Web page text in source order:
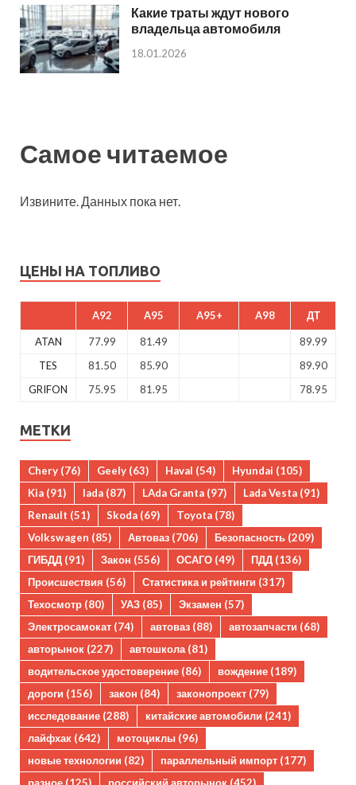
Какие траты ждут нового
владельца автомобиля
18.01.2026
Самое читаемое
Извините. Данных пока нет.
ЦЕНЫ НА ТОПЛИВО
A92 A95 A95+ A98 ДТ
ATAN 77.99 81.49
89.99
TES
81.50 85.90
89.90
GRIFON
75.95 81.95 78.95
МЕТКИ
Chery (76) Geely (63) Haval (54) Hyundai (105)
Kia (91) lada (87) LAda Granta (97) Lada Vesta (91)
Renault (51) Skoda (69) Toyota (78)
Volkswagen (85) Автоваз (706) Безопасность (209)
ГИБДД (91) Закон (556) ОСАГО (49) ПДД (136)
Происшествия (56) Статистика и рейтинги (317)
Техосмотр (80) УАЗ (85) Экзамен (57)
Электросамокат (74) автоваз (88) автозапчасти (68)
авторынок (227) автошкола(81)
водительское удостоверение (86) вождение (189)
дороги (156) закон (84) законопроект (79)
исследование (288) китайские автомобили (241)
лайфхак (642) мотоциклы (96)
новые технологии (82) параллельный импорт (177)